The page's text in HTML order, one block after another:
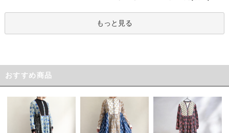
もっと見る
おすすめ商品